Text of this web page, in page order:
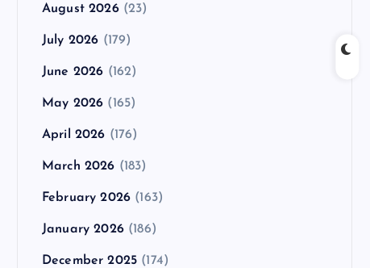
August 2026(23)
July 2026 (179)
June 2026 (162)
May 2026 (165)
April 2026 (176)
March 2026 (183)
February 2026 (163)
January 2026(186)
December 2025 (174)